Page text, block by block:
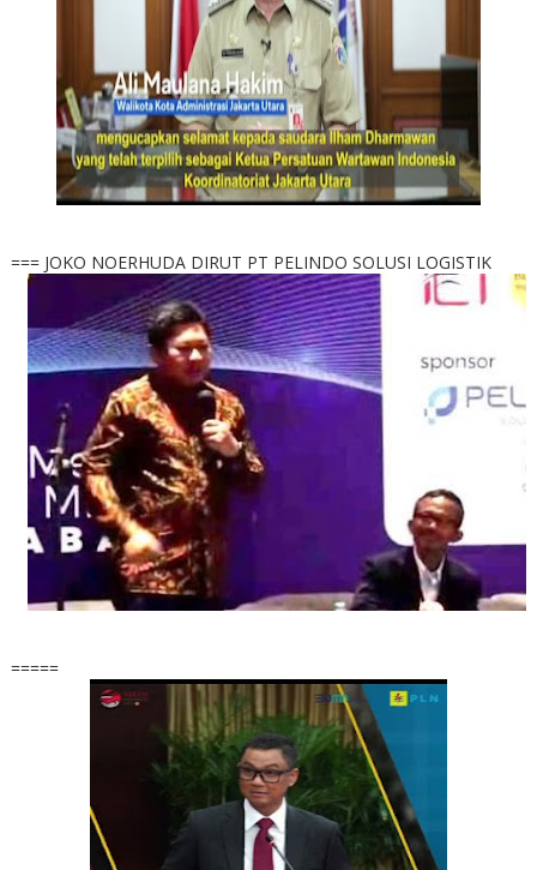
=== JOKO NOERHUDA DIRUT PT PELINDO SOLUSI LOGISTIK
=====